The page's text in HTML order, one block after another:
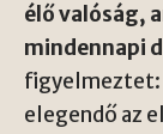
élő valóság,
mindennapi
figyelmeztet:
elegendő az